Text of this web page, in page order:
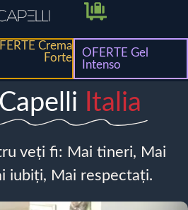
Crema
Forte
OFERTE Gel
Intenso
Capelli Italia
veți fi: Mai tineri, Mai
iubiți, Mai respectați.